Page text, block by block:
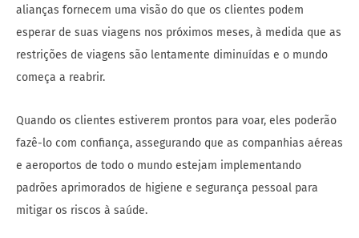
alianças fornecem uma visão do que os clientes podem
esperar de suas viagens nos próximos meses, à medida que as
restrições de viagens são lentamente diminuídas e o mundo
começa a reabrir.
Quando os clientes estiverem prontos para voar, eles poderão
fazê-lo com confiança, assegurando que as companhias aéreas
e aeroportos de todo o mundo estejam implementando
padrões aprimorados de higiene e segurança pessoal para
mitigar os riscos à saúde.